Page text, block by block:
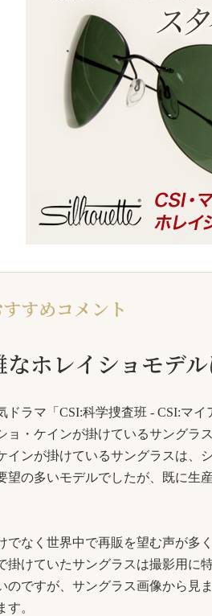
すめコメント
なホレイショモデ
ドラマ「CSI:科学捜査班 - CSI:マイ
ョ・ケインが掛けているサングラ
インが掛けているサングラスは
望の多いモデルでしたが、既に生
でなく世界中で再販を望む声が多
掛けていたサングラスは撮影用に
のですが、サングラス画像から見
す。